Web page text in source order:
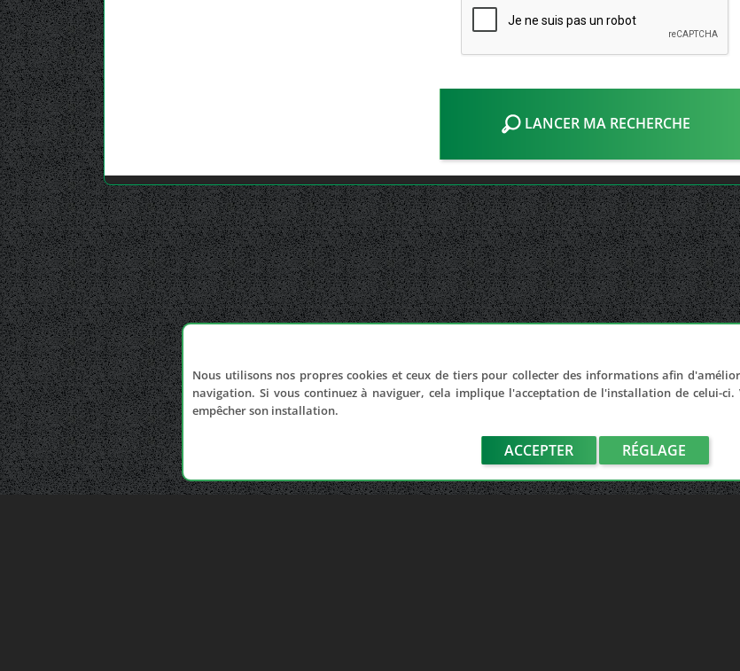
LANCER MA RECHERCHE
Nous utilisons nos propres cookies et ceux de tiers pour collecter des informations afin
navigation. Si vous continuez à naviguer, cela implique l'acceptation de l'installation de celui-
empêcher son installation.
ACCEPTER RÉGLAGE